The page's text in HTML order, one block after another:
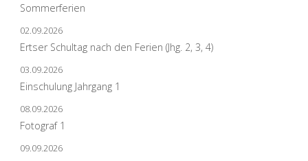
Sommerferien
02.09.2026
Ertser Schultag nach den Ferien (Jhg. 2, 3, 4)
03.09.2026
Einschulung Jahrgang 1
08.09.2026
Fotograf 1
09.09.2026